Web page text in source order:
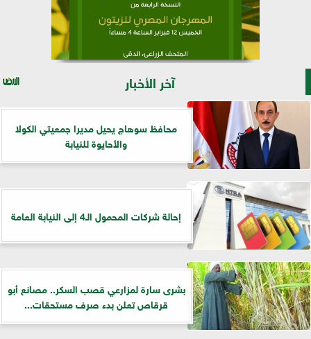
آخر الأخبار
محافظ سوهاج يحيل مديرا جمعيتي الكولا
والأحايوة للنيابة
إحالة شركات المحمول الـ4 إلى النيابة العامة
بشرى سارة لمزارعي قصب السكر.. مصانع أبو
قرقاص تعلن بدء صرف مستحقات...